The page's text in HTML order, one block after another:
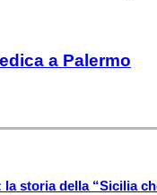
a Palermo
storia della “Sicilia